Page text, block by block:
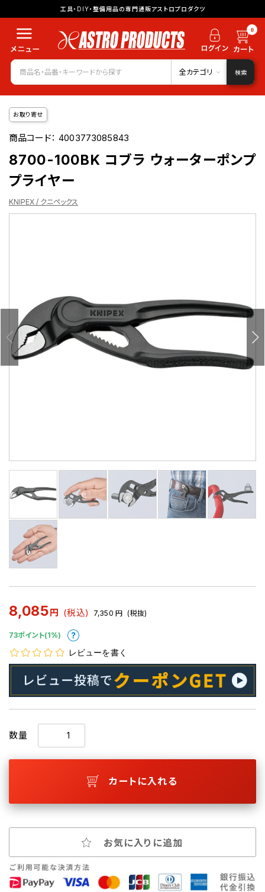
工具・DIY・整備用品の専門通販アストロプロダクツ
0
全カテゴリ 検索
お取り寄せ
商品コード：4003773085843
8700-100BK コブラ ウォーターポンプ
プライヤー
KNIPEX / クニペックス
8,085 円 (税込) 7,350 円 (税抜)
73ポイント(1%)
レビューを書く
数量
カートに入れる
お気に入りに追加